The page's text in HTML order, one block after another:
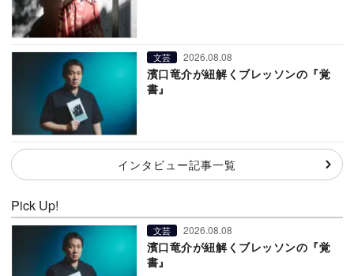
文芸 2026.08.08
濱口竜介が紐解くブレッソンの『覚
書』
インタビュー記事一覧
Pick Up!
文芸 2026.08.08
濱口竜介が紐解くブレッソンの『覚
書』